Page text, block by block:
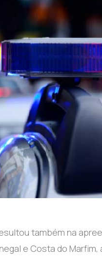
também na
e Costa do